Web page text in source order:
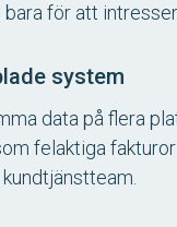
för att
system
data på flera
felaktiga